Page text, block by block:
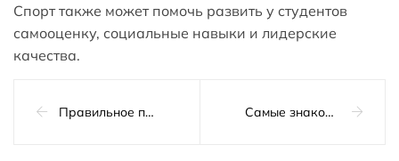
Спорт также может помочь развить у студентов
самооценку, социальные навыки и лидерские
качества.
Правильное питание для эффективных тренировок Самые знаковые спортивные объекты в мире